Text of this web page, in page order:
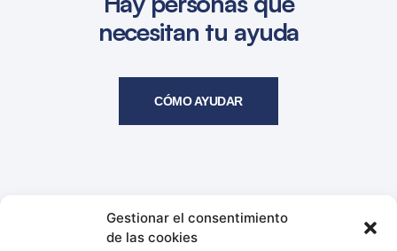
Gestionar el consentimiento
de las cookies
necesitan tu ayuda
CÓMO AYUDAR